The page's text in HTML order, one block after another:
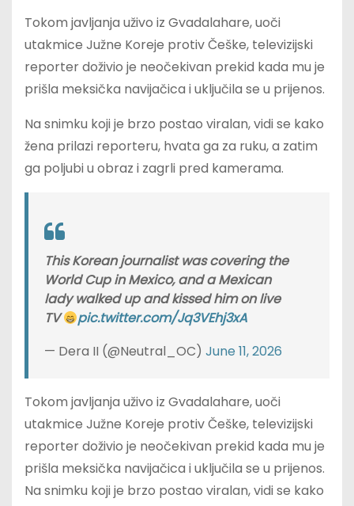
Tokom javljanja uživo iz Gvadalahare, uoči
utakmice Južne Koreje protiv Češke, televizijski
reporter doživio je neočekivan prekid kada mu je
prišla meksička navijačica i uključila se u prijenos.
Na snimku koji je brzo postao viralan, vidi se kako
žena prilazi reporteru, hvata ga za ruku, a zatim
ga poljubi u obraz i zagrli pred kamerama.
This Korean journalist was covering the
World Cup in Mexico, and a Mexican
lady walked up and kissed him on live
TV
pic.twitter.com/Jq3VEhj3xA
— Dera II (@Neutral_OC) June 11, 2026
Tokom javljanja uživo iz Gvadalahare, uoči
utakmice Južne Koreje protiv Češke, televizijski
reporter doživio je neočekivan prekid kada mu je
prišla meksička navijačica i uključila se u prijenos.
Na snimku koji je brzo postao viralan, vidi se kako